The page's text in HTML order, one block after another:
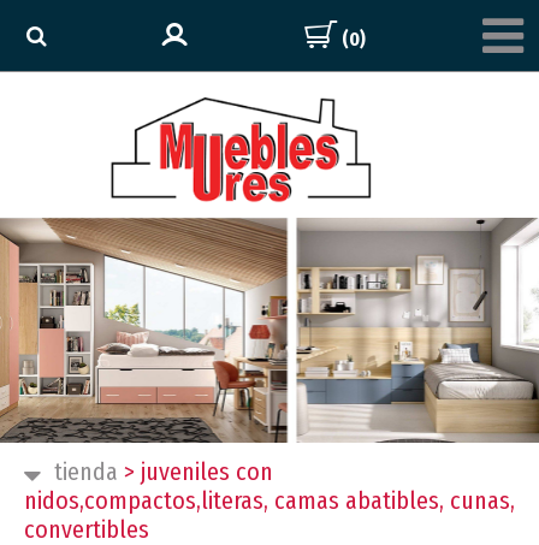
(0)
tienda > juveniles con
nidos,compactos,literas, camas abatibles, cunas,
convertibles